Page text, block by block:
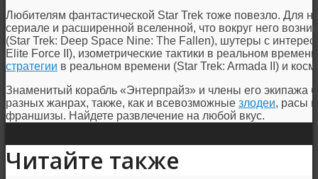
Любителям фантастической Star Trek тоже повезло. Для
сериале и расширенной вселенной, что вокруг него
(Star Trek: Deep Space Nine: The Fallen), шутеры с
Elite Force II), изометрические тактики в реальном
стратегии в реальном времени (Star Trek: Armada II) и
Знаменитый корабль «Энтерпрайз» и члены его экипажа
разных жанрах, также, как и всевозможные злодеи, расы
франшизы. Найдете развлечение на любой вкус.
Читайте также